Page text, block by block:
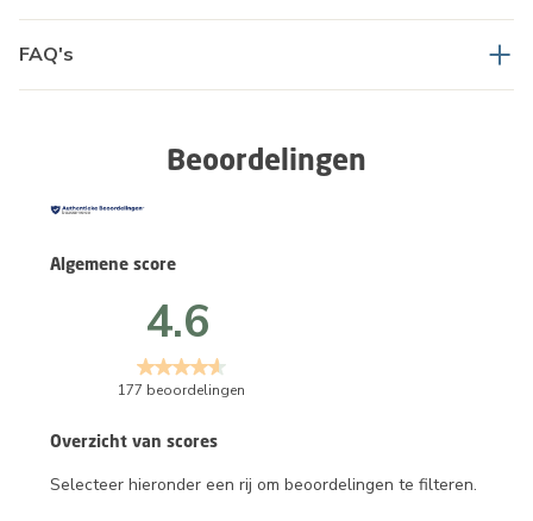
FAQ's
Beoordelingen
Overzicht van scores
Selecteer hieronder een rij om beoordelingen te filteren.
Algemene score
4.6
177 beoordelingen